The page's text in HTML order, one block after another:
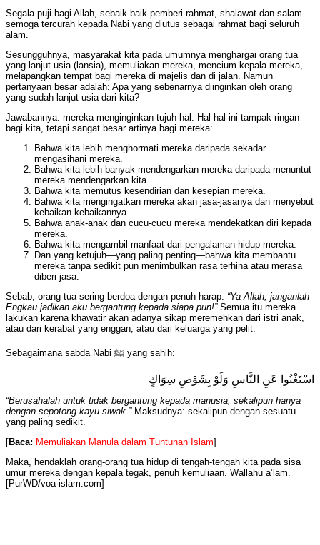
Segala puji bagi Allah, sebaik-baik pemberi rahmat, shalawat dan salam
semoga tercurah kepada Nabi yang diutus sebagai rahmat bagi seluruh
alam.
Sesungguhnya, masyarakat kita pada umumnya menghargai orang tua
yang lanjut usia (lansia), memuliakan mereka, mencium kepala mereka,
melapangkan tempat bagi mereka di majelis dan di jalan. Namun
pertanyaan besar adalah: Apa yang sebenarnya diinginkan oleh orang
yang sudah lanjut usia dari kita?
Jawabannya: mereka menginginkan tujuh hal. Hal-hal ini tampak ringan
bagi kita, tetapi sangat besar artinya bagi mereka:
Bahwa kita lebih menghormati mereka daripada sekadar
mengasihani mereka.
Bahwa kita lebih banyak mendengarkan mereka daripada menuntut
mereka mendengarkan kita.
Bahwa kita memutus kesendirian dan kesepian mereka.
Bahwa kita mengingatkan mereka akan jasa-jasanya dan menyebut
kebaikan-kebaikannya.
Bahwa anak-anak dan cucu-cucu mereka mendekatkan diri kepada
mereka.
Bahwa kita mengambil manfaat dari pengalaman hidup mereka.
Dan yang ketujuh—yang paling penting—bahwa kita membantu
mereka tanpa sedikit pun menimbulkan rasa terhina atau merasa
diberi jasa.
Sebab, orang tua sering berdoa dengan penuh harap: “Ya Allah, janganlah
Engkau jadikan aku bergantung kepada siapa pun!”Semua itu mereka
lakukan karena khawatir akan adanya sikap meremehkan dari istri anak,
atau dari kerabat yang enggan, atau dari keluarga yang pelit.
Sebagaimana sabda Nabi ﷺ yang sahih:
اسْتَغْنُوا عَنِ النَّاسِ وَلَوْ بِشَوْصِ سِوَاكٍ
“Berusahalah untuk tidak bergantung kepada manusia, sekalipun hanya
dengan sepotong kayu siwak.”Maksudnya: sekalipun dengan sesuatu
yang paling sedikit.
[Baca: Memuliakan Manula dalam Tuntunan Islam]
Maka, hendaklah orang-orang tua hidup di tengah-tengah kita pada sisa
umur mereka dengan kepala tegak, penuh kemuliaan. Wallahu a’lam.
[PurWD/voa-islam.com]